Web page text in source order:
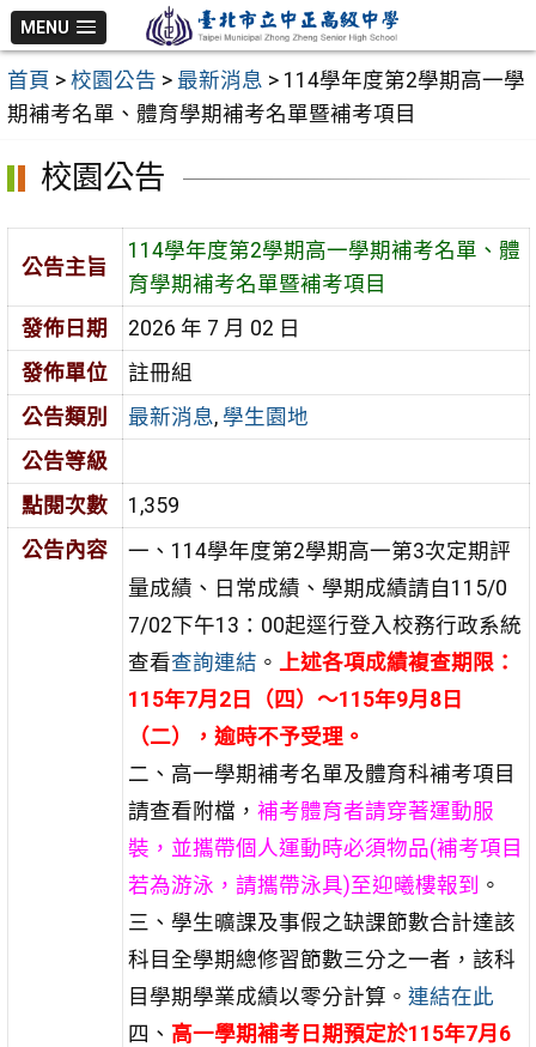
跳
至
主
要
MENU
首頁 > 校園公告 > 最新消息 > 114學年度第2學期高一學
期補考名單、體育學期補考名單暨補考項目
校園公告
公告主旨
114學年度第2學期高一學期補考名單、體
育學期補考名單暨補考項目
發佈日期
2026 年 7 月 02 日
發佈單位
註冊組
公告類別
最新消息, 學生園地
公告等級
點閱次數
1,359
公告內容
一、114學年度第2學期高一第3次定期評
量成績、日常成績、學期成績請自115/0
7/02下午13：00起逕行登入校務行政系統
查看查詢連結 。
上述各項成績複查期限：
115年7月 2日（四）～115年9月 8日
（二），逾時不予受理。
二、高一學期補考名單及體育科補考項目
請查看附檔， 補考體育者請穿著運動服
裝，並攜帶個人運動時必須物品(補考項目
若為游泳，請攜帶泳具)至迎曦樓報到 。
三、學生曠課及事假之缺課節數合計達該
科目全學期總修習節數三分之一者，該科
目學期學業成績以零分計算。 連結在此
四、 高一學期補考日期預定於115年7月 6